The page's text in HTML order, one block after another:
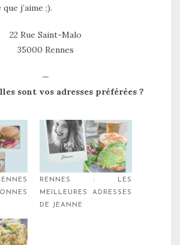
j’aime ;).
22 Rue Saint-Malo
35000 Rennes
—
sont vos adresses préférées ?
RENNES : LES
MEILLEURES ADRESSES
DE JEANNE